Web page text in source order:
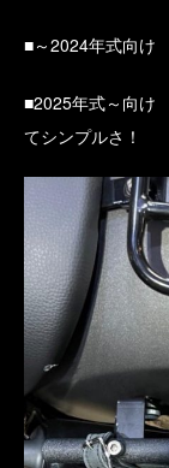
■～2024年式向け
■2025年式～向け
てシンプルさ！